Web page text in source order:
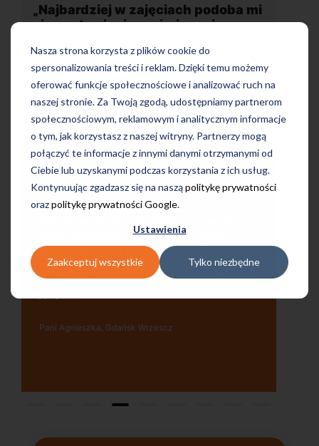
Nasza strona korzysta z plików cookie do
spersonalizowania treści i reklam. Dzięki temu możemy
oferować funkcje społecznościowe i analizować ruch na
naszej stronie. Za Twoją zgodą, udostępniamy partnerom
społecznościowym, reklamowym i analitycznym informacje
o tym, jak korzystasz z naszej witryny. Partnerzy mogą
połączyć te informacje z innymi danymi otrzymanymi od
Ciebie lub uzyskanymi podczas korzystania z ich usług.
Kontynuując zgadzasz się na nasząpolitykę prywatności
orazpolitykę prywatności Google.
Ustawienia
Zaakceptuj wszystkie Tylko niezbędne
„Wygodna, nowoczesna szkoła
Uczę się w tej szkole od 4 lat i jestem
bardzo zadowolona. Zajęcia z nativami,
wygodna, nowoczesna szkoła położona
w dogodnej lokalizacji, bo tuż przy
wyjściu z metra, mili pracownicy,
bardzo konkurencyjna cena kursu i
pomocą w każdej chwili! Polecam!
Pani Małgrzata, Warszawa Metro Świętokrzyska